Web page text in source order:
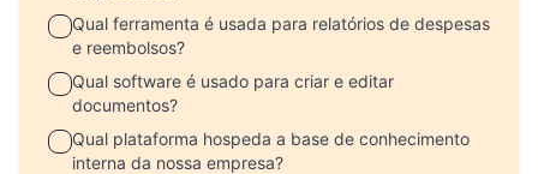
Qual ferramenta é usada para relatórios de despesas
e reembolsos?
Qual software é usado para criar e editar
documentos?
Qual plataforma hospeda a base de conhecimento
interna da nossa empresa?